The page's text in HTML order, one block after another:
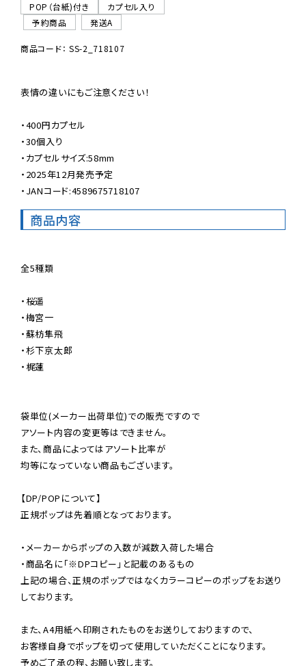
POP（台紙)付き
カプセル入り
予約商品
発送A
商品コード： SS-2_718107
表情の違いにもご注意ください！
・400円カプセル
・30個入り
・カプセルサイズ:58mm
・2025年12月発売予定
・JANコード:4589675718107
商品内容
全5種類
・桜遥
・梅宮一
・蘇枋隼飛
・杉下京太郎
・梶蓮
袋単位(メーカー出荷単位)での販売ですので
アソート内容の変更等はできません。
また、商品によってはアソート比率が
均等になっていない商品もございます。
【DP/POPについて】
正規ポップは先着順となっております。
・メーカーからポップの入数が減数入荷した場合
・商品名に「※DPコピー」と記載のあるもの
上記の場合、正規のポップではなくカラーコピーのポップをお送り
しております。
また、A4用紙へ印刷されたものをお送りしておりますので、
お客様自身でポップを切って使用していただくことになります。
予めご了承の程、お願い致します。